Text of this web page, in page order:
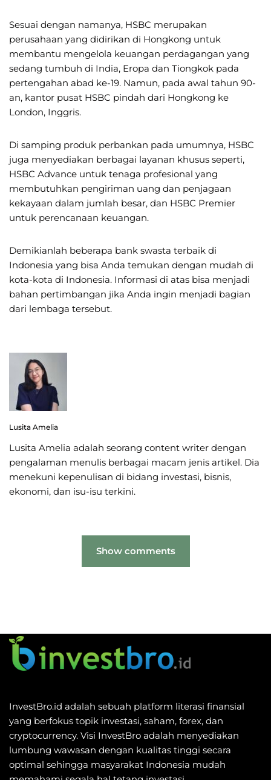
Sesuai dengan namanya, HSBC merupakan
perusahaan yang didirikan di Hongkong untuk
membantu mengelola keuangan perdagangan yang
sedang tumbuh di India, Eropa dan Tiongkok pada
pertengahan abad ke-19. Namun, pada awal tahun 90-
an, kantor pusat HSBC pindah dari Hongkong ke
London, Inggris.
Di samping produk perbankan pada umumnya, HSBC
juga menyediakan berbagai layanan khusus seperti,
HSBC Advance untuk tenaga profesional yang
membutuhkan pengiriman uang dan penjagaan
kekayaan dalam jumlah besar, dan HSBC Premier
untuk perencanaan keuangan.
Demikianlah beberapa bank swasta terbaik di
Indonesia yang bisa Anda temukan dengan mudah di
kota-kota di Indonesia. Informasi di atas bisa menjadi
bahan pertimbangan jika Anda ingin menjadi bagian
dari lembaga tersebut.
Lusita Amelia
Lusita Amelia adalah seorang content writer dengan
pengalaman menulis berbagai macam jenis artikel. Dia
menekuni kepenulisan di bidang investasi, bisnis,
ekonomi, dan isu-isu terkini.
Show comments
InvestBro.id adalah sebuah platform literasi finansial
yang berfokus topik investasi, saham, forex, dan
cryptocurrency. Visi InvestBro adalah menyediakan
lumbung wawasan dengan kualitas tinggi secara
optimal sehingga masyarakat Indonesia mudah